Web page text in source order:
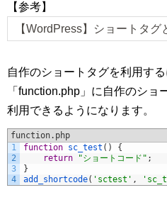
【参考】
【WordPress】ショートタグ
自作のショートタグを利用す
「function.php」に自作のシ
利用できるようになります。
function.php
1
2
3
4
function sc_test ( )
{
return
"ショートコード" ;
}
add_shortcode( 'sctest' ,